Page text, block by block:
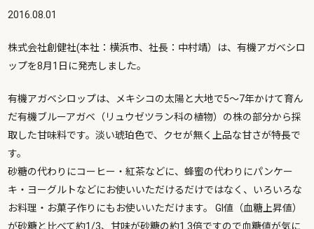
2016.08.01
株式会社創健社(本社：横浜市、社長：中村靖）は、有機アガベシロ
ップを8月1日に発売しました。
有機アガベシロップは、メキシコの太陽と大地で5～7年かけて育ん
だ有機ブルーアガベ（リュウゼツラン科の植物）の株の部分から採
取した甘味料です。淡い琥珀色で、クセが無く上品な甘さが特長で
す。
砂糖の代わりにコーヒー・紅茶などに、蜂蜜の代わりにパンケー
キ・ヨーグルトなどにお使いいただけるだけではなく、いろいろな
お料理・お菓子作りにもお使いいただけます。 GI値（血糖上昇値）
が砂糖と比べて約1/3、甘味が砂糖の約1.3倍ですので血糖値が気に